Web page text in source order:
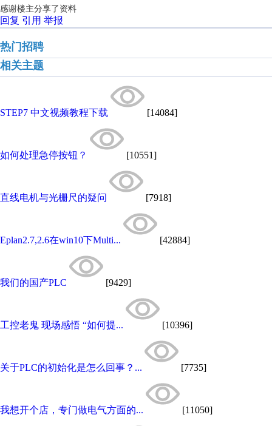
感谢楼主分享了资料
回复 引用 举报
热门招聘
相关主题
STEP7 中文视频教程下载 [14084]
如何处理急停按钮？ [10551]
直线电机与光栅尺的疑问 [7918]
Eplan2.7,2.6在win10下Multi... [42884]
我们的国产PLC [9429]
工控老鬼 现场感悟 “如何提... [10396]
关于PLC的初始化是怎么回事？... [7735]
我想开个店，专门做电气方面的... [11050]